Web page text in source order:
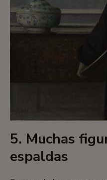
5. Muchas
espaldas